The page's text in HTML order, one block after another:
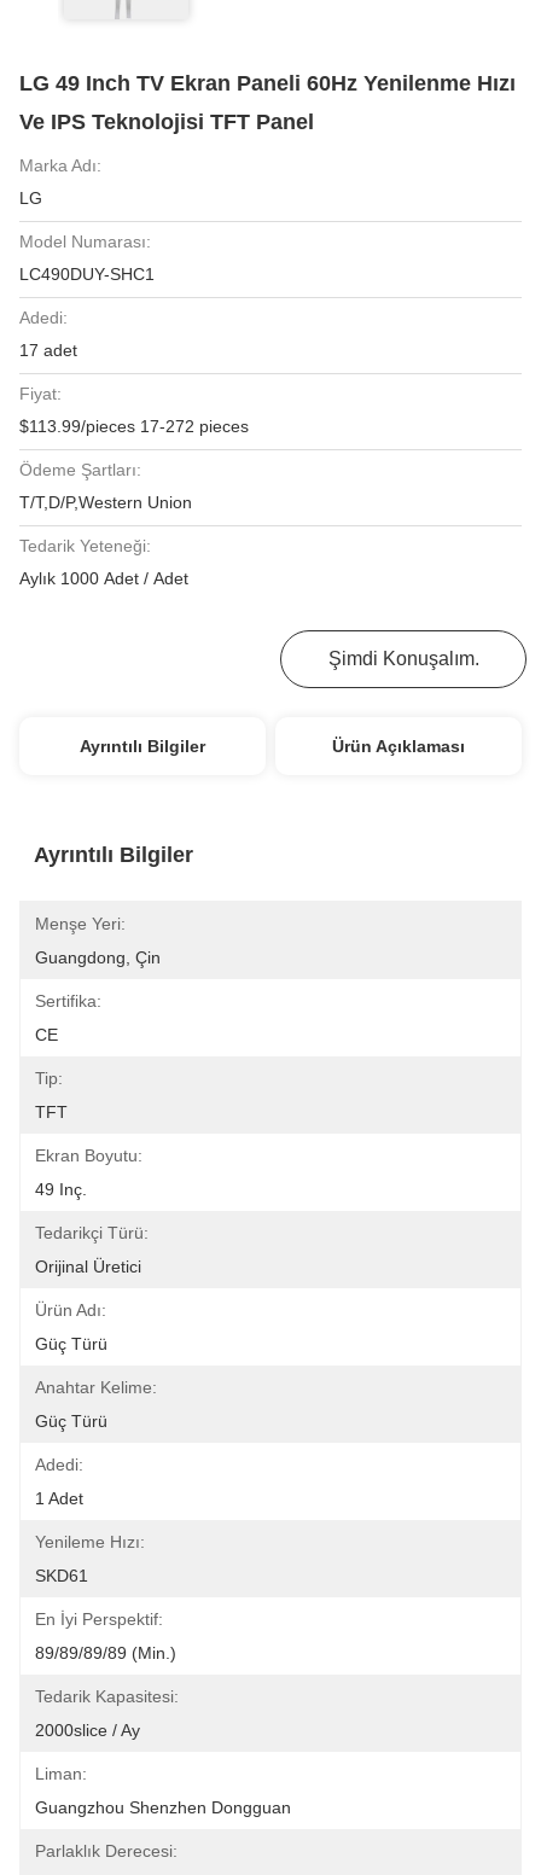
LG 49 Inch TV Ekran Paneli 60Hz Yenilenme Hızı
Ve IPS Teknolojisi TFT Panel
Marka Adı:
LG
Model Numarası:
LC490DUY-SHC1
Adedi:
17 adet
Fiyat:
$113.99/pieces 17-272 pieces
Ödeme Şartları:
T/T,D/P,Western Union
Tedarik Yeteneği:
Aylık 1000 Adet / Adet
Şimdi Konuşalım.
Ayrıntılı Bilgiler Ürün Açıklaması
Ayrıntılı Bilgiler
Menşe Yeri:
Guangdong, Çin
Sertifika:
CE
Tip:
TFT
Ekran Boyutu:
49 Inç.
Tedarikçi Türü:
Orijinal Üretici
Ürün Adı:
Güç Türü
Anahtar Kelime:
Güç Türü
Adedi:
1 Adet
Yenileme Hızı:
SKD61
En İyi Perspektif:
89/89/89/89 (Min.)
Tedarik Kapasitesi:
2000slice / Ay
Liman:
Guangzhou Shenzhen Dongguan
Parlaklık Derecesi: